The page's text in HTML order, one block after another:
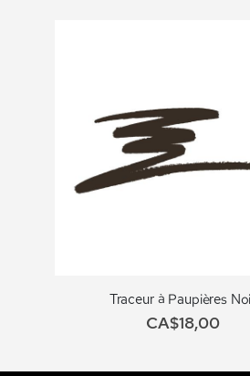
Traceur à Paupières
CA$18,00